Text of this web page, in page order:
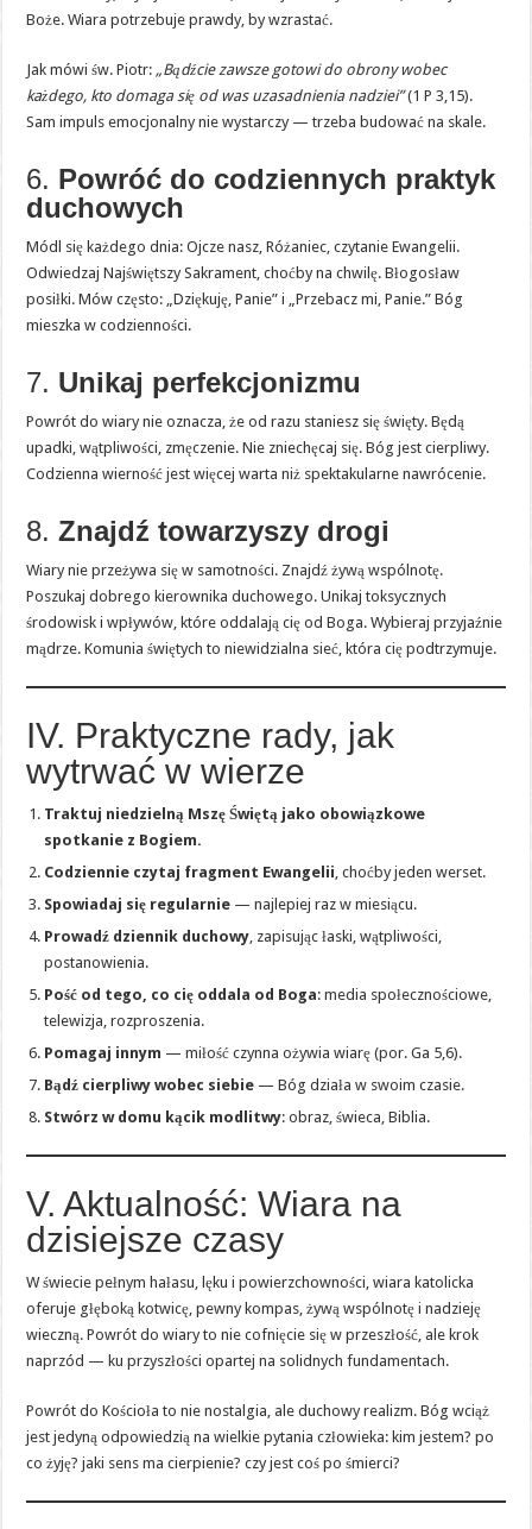
Boże. Wiara potrzebuje prawdy, by wzrastać.
Jak mówi św. Piotr: „Bądźcie zawsze gotowi do obrony wobec
każdego, kto domaga się od was uzasadnienia nadziei”(1 P 3,15).
Sam impuls emocjonalny nie wystarczy — trzeba budować na skale.
6. Powróć do codziennych praktyk
duchowych
Módl się każdego dnia: Ojcze nasz, Różaniec, czytanie Ewangelii.
Odwiedzaj Najświętszy Sakrament, choćby na chwilę. Błogosław
posiłki. Mów często: „Dziękuję, Panie” i „Przebacz mi, Panie.” Bóg
mieszka w codzienności.
7. Unikaj perfekcjonizmu
Powrót do wiary nie oznacza, że od razu staniesz się święty. Będą
upadki, wątpliwości, zmęczenie. Nie zniechęcaj się. Bóg jest cierpliwy.
Codzienna wierność jest więcej warta niż spektakularne nawrócenie.
8.Znajdź towarzyszy drogi
Wiary nie przeżywa się w samotności. Znajdź żywą wspólnotę.
Poszukaj dobrego kierownika duchowego. Unikaj toksycznych
środowisk i wpływów, które oddalają cię od Boga. Wybieraj przyjaźnie
mądrze. Komunia świętych to niewidzialna sieć, która cię podtrzymuje.
IV. Praktyczne rady, jak
wytrwać w wierze
Traktuj niedzielną Mszę Świętą jako obowiązkowe
spotkanie z Bogiem.
Codziennie czytaj fragment Ewangelii, choćby jeden werset.
Spowiadaj się regularnie — najlepiej raz w miesiącu.
Prowadź dziennik duchowy, zapisując łaski, wątpliwości,
postanowienia.
Pość od tego, co cię oddala od Boga: media społecznościowe,
telewizja, rozproszenia.
Pomagaj innym — miłość czynna ożywia wiarę (por. Ga 5,6).
Bądź cierpliwy wobec siebie — Bóg działa w swoim czasie.
Stwórz w domu kącik modlitwy: obraz, świeca, Biblia.
V. Aktualność: Wiara na
dzisiejsze czasy
W świecie pełnym hałasu, lęku i powierzchowności, wiara katolicka
oferuje głęboką kotwicę, pewny kompas, żywą wspólnotę i nadzieję
wieczną. Powrót do wiary to nie cofnięcie się w przeszłość, ale krok
naprzód — ku przyszłości opartej na solidnych fundamentach.
Powrót do Kościoła to nie nostalgia, ale duchowy realizm. Bóg wciąż
jest jedyną odpowiedzią na wielkie pytania człowieka: kim jestem? po
co żyję? jaki sens ma cierpienie? czy jest coś po śmierci?